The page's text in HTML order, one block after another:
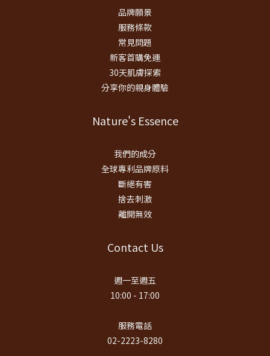
品牌願景
服務條款
常見問題
新客首購免運
30天肌膚探索
分享你的親身體驗
Nature's Essence
我們的成分
全球專利品牌原料
斷絕有害
捨去刺激
離開無效
Contact Us
週一至週五
10:00 - 17:00
服務電話
02-2223-8280